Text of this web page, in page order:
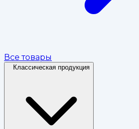
Все товары
Классическая продукция